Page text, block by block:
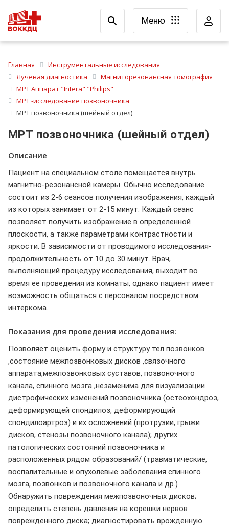
Меню
Главная
Инструментальные исследования
Лучевая диагностика
Магниторезонансная томография
МРТ Аппарат "Intera" "Philips"
МРТ -исследование позвоночника
МРТ позвоночника (шейный отдел)
МРТ позвоночника (шейный отдел)
Описание
Пациент на специальном столе помещается внутрь
магнитно-резонансной камеры. Обычно исследование
состоит из 2-6 сеансов получения изображения, каждый
из которых занимает от 2-15 минут. Каждый сеанс
позволяет получить изображение в определенной
плоскости, а также параметрами контрастности и
яркости. В зависимости от проводимого исследования-
продолжительность от 10 до 30 минут. Врач,
выполняющий процедуру исследования, выходит во
время ее проведения из комнаты, однако пациент имеет
возможность общаться с персоналом посредством
интеркома.
Показания для проведения исследования:
Позволяет оценить форму и структуру тел позвонков
,состояние межпозвонковых дисков ,связочного
аппарата,межпозвонковых суставов, позвоночного
канала, спинного мозга ,незаменима для визуализации
дистрофических изменений позвоночника (остеохондроз,
деформирующей спондилоз, деформирующий
спондилоартроз) и их осложнений (протрузии, грыжи
дисков, стенозы позвоночного канала); других
патологических состояний позвоночника и
расположенных рядом образований/ (травматические,
воспалительные и опухолевые заболевания спинного
мозга, позвонков и позвоночного канала и др.)
Обнаружить повреждения межпозвоночных дисков;
определить степень давления на корешки нервов
поврежденного диска; диагностировать врожденную